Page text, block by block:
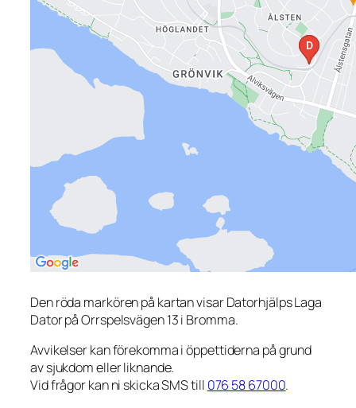
Den röda markören på kartan visar Datorhjälps Laga
Dator på Orrspelsvägen 13 i Bromma.
Avvikelser kan förekomma i öppettiderna på grund
av sjukdom eller liknande.
Vid frågor kan ni skicka SMS till 076 58 67000.